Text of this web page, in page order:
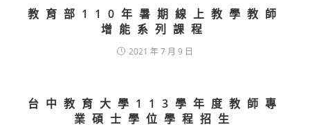
教育部110年暑期線上教學教師
增能系列課程
2021 年 7 月 9 日
台中教育大學113學年度教師專
業碩士學位學程招生